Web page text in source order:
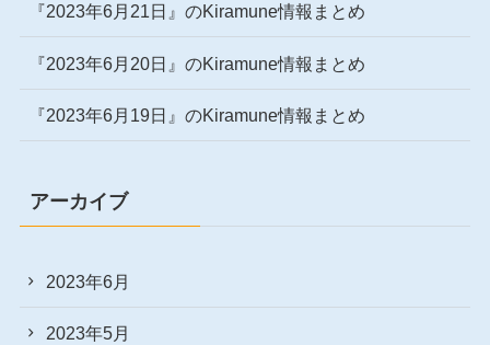
『2023年6月21日』のKiramune情報まとめ
『2023年6月20日』のKiramune情報まとめ
『2023年6月19日』のKiramune情報まとめ
アーカイブ
2023年6月
2023年5月